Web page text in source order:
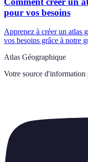
pour vos besoins
Apprenez à créer un atlas
vos besoins grâce à notre
Atlas Géographique
Votre source